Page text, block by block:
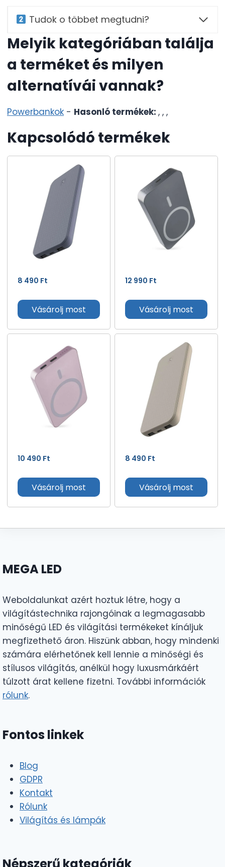
Tudok o többet megtudni?
Melyik kategóriában találja
a terméket és milyen
alternatívái vannak?
Powerbankok - Hasonló termékek: , , ,
Kapcsolódó termékek
8 490 Ft
Vásárolj most
12 990 Ft
Vásárolj most
10 490 Ft
Vásárolj most
8 490 Ft
Vásárolj most
MEGA LED
Weboldalunkat azért hoztuk létre, hogy a
világítástechnika rajongóinak a legmagasabb
minőségű LED és világítási termékeket kínáljuk
megfizethető áron. Hiszünk abban, hogy mindenki
számára elérhetőnek kell lennie a minőségi és
stílusos világítás, anélkül hogy luxusmárkáért
túlzott árat kellene fizetni. További információk
rólunk.
Fontos linkek
Blog
GDPR
Kontakt
Rólunk
Világítás és lámpák